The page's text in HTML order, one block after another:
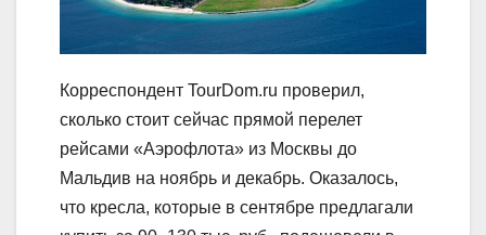
Корреспондент TourDom.ru проверил,
сколько стоит сейчас прямой перелет
рейсами «Аэрофлота» из Москвы до
Мальдив на ноябрь и декабрь. Оказалось,
что кресла, которые в сентябре предлагали